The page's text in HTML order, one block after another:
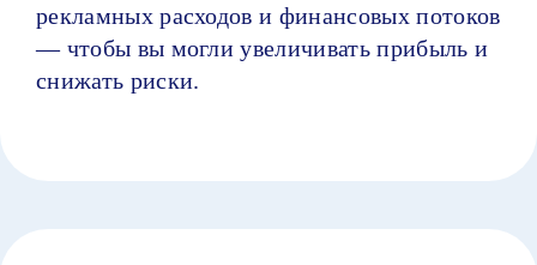
рекламных расходов и финансовых потоков
— чтобы вы могли увеличивать прибыль и
снижать риски.